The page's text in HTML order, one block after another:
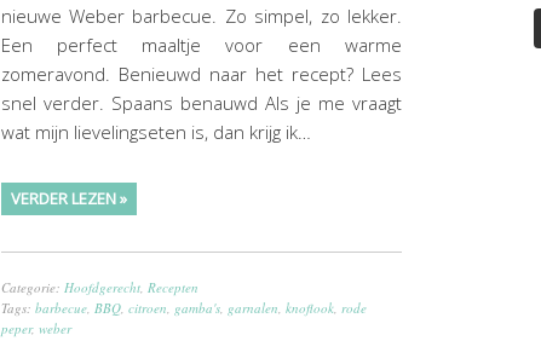
nieuwe Weber barbecue. Zo simpel, zo lekker.
Een perfect maaltje voor een warme
zomeravond. Benieuwd naar het recept? Lees
snel verder. Spaans benauwd Als je me vraagt
wat mijn lievelingseten is, dan krijg ik…
VERDER LEZEN »
Categorie: Hoofdgerecht, Recepten
Tags: barbecue, BBQ, citroen gamba's, garnalen knoflook, rode
peper, weber